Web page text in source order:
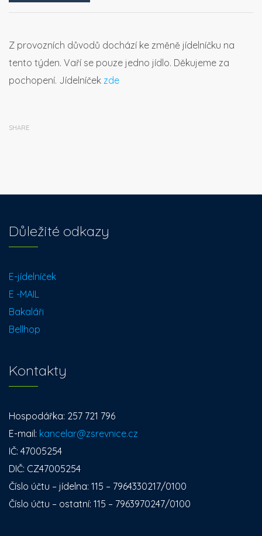
Z provozních důvodů dochází ke změně jídelníčku na
tento týden. Vaří se pouze jedno jídlo. Děkujeme za
pochopení. Jídelníček zde
SHARE
Důležité odkazy
E-jídelníček
E -MAIL
Bakaláři
Bellhop
Kontakty
Hospodářka: 257 721 796
E-mail: kancelar@zsrevnice.cz
IČ: 47005254
DIČ: CZ47005254
Číslo účtu – jídelna: 115 – 7964330217/0100
Číslo účtu – ostatní: 115 – 7963970247/0100